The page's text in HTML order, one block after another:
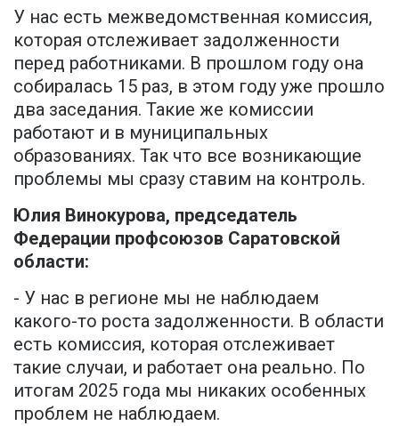
У нас есть межведомственная комиссия,
которая отслеживает задолженности
перед работниками. В прошлом году она
собиралась 15 раз, в этом году уже прошло
два заседания. Такие же комиссии
работают и в муниципальных
образованиях. Так что все возникающие
проблемы мы сразу ставим на контроль.
Юлия Винокурова, председатель
Федерации профсоюзов Саратовской
области:
- У нас в регионе мы не наблюдаем
какого-то роста задолженности. В области
есть комиссия, которая отслеживает
такие случаи, и работает она реально. По
итогам 2025 года мы никаких особенных
проблем не наблюдаем.